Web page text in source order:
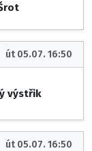
út 05.07. 16:50
výstřik
út 05.07. 16:50